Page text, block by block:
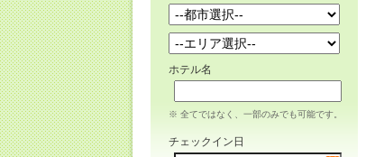
ホテル名
※ 全てではなく、一部のみでも可能です。
チェックイン日